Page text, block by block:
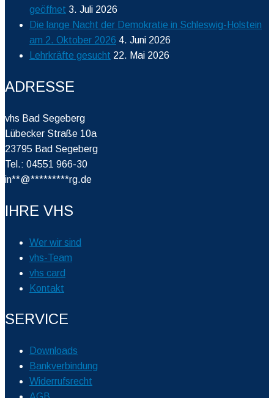
geöffnet 3. Juli 2026
Die lange Nacht der Demokratie in Schleswig-Holstein
am 2. Oktober 2026 4. Juni 2026
Lehrkräfte gesucht 22. Mai 2026
ADRESSE
vhs Bad Segeberg
Lübecker Straße 10a
23795 Bad Segeberg
Tel.: 04551 966-30
in**@*********rg.de
IHRE VHS
Wer wir sind
vhs-Team
vhs card
Kontakt
SERVICE
Downloads
Bankverbindung
Widerrufsrecht